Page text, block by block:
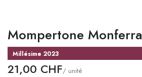
Devise
Mompertone
Millésime 2023
21,00 CHF/ unité